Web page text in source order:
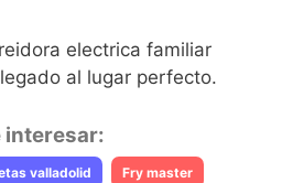
electrica familiar
al lugar perfecto.
interesar:
valladolid Fry master